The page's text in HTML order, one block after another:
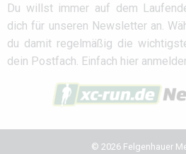
Du willst immer auf dem
dich für unseren Newsletter an.
du damit regelmäßig die
dein Postfach. Einfach hier
© 2026 Felgenhauer